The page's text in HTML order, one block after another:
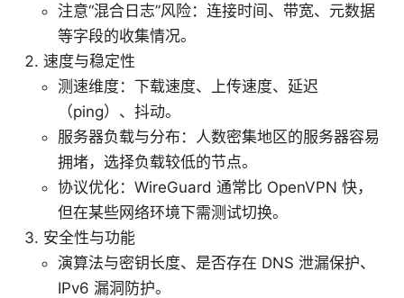
注意“混合日志”风险：连接时间、带宽、元数据
等字段的收集情况。
速度与稳定性
测速维度：下载速度、上传速度、延迟
（ping）、抖动。
服务器负载与分布：人数密集地区的服务器容易
拥堵，选择负载较低的节点。
协议优化：WireGuard 通常比 OpenVPN 快，
但在某些网络环境下需测试切换。
安全性与功能
演算法与密钥长度、是否存在 DNS 泄漏保护、
IPv6 漏洞防护。